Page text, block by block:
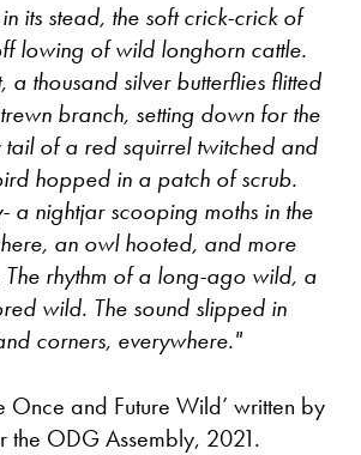
its stead, the soft crick-crick of
lowing of wild longhorn cattle.
a thousand silver butterflies flitted
branch, setting down for the
tail of a red squirrel twitched and
hopped in a patch of scrub.
a nightjar scooping moths in the
an owl hooted, and more
rhythm of a long-ago wild, a
wild. The sound slipped in
corners, everywhere."
Once and Future Wild’ written by
the ODG Assembly, 2021.